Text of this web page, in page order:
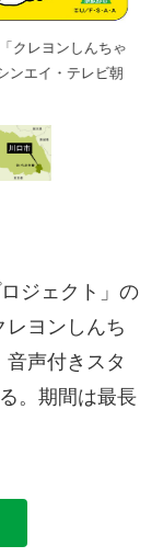
クレヨンしんちゃ
ンエイ・テレビ朝
ジェクト」の
ヨンしんち
声付きスタ
。期間は最長